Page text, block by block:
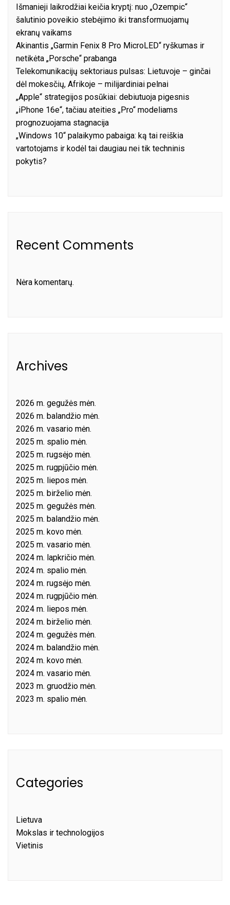
Išmanieji laikrodžiai keičia kryptį: nuo „Ozempic“
šalutinio poveikio stebėjimo iki transformuojamų
ekranų vaikams
Akinantis „Garmin Fenix 8 Pro MicroLED“ ryškumas ir
netikėta „Porsche“ prabanga
Telekomunikacijų sektoriaus pulsas: Lietuvoje – ginčai
dėl mokesčių, Afrikoje – milijardiniai pelnai
„Apple“ strategijos posūkiai: debiutuoja pigesnis
„iPhone 16e“, tačiau ateities „Pro“ modeliams
prognozuojama stagnacija
„Windows 10“ palaikymo pabaiga: ką tai reiškia
vartotojams ir kodėl tai daugiau nei tik techninis
pokytis?
Recent Comments
Nėra komentarų.
Archives
2026 m. gegužės mėn.
2026 m. balandžio mėn.
2026 m. vasario mėn.
2025 m. spalio mėn.
2025 m. rugsėjo mėn.
2025 m. rugpjūčio mėn.
2025 m. liepos mėn.
2025 m. birželio mėn.
2025 m. gegužės mėn.
2025 m. balandžio mėn.
2025 m. kovo mėn.
2025 m. vasario mėn.
2024 m. lapkričio mėn.
2024 m. spalio mėn.
2024 m. rugsėjo mėn.
2024 m. rugpjūčio mėn.
2024 m. liepos mėn.
2024 m. birželio mėn.
2024 m. gegužės mėn.
2024 m. balandžio mėn.
2024 m. kovo mėn.
2024 m. vasario mėn.
2023 m. gruodžio mėn.
2023 m. spalio mėn.
Categories
Lietuva
Mokslas ir technologijos
Vietinis